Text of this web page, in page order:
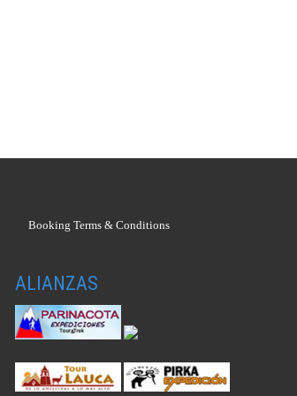
Booking Terms & Conditions
ALIANZAS